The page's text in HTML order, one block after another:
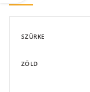
SZÜRKE
ZÖLD